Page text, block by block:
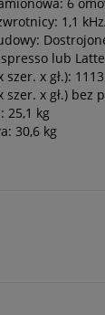
1,1
lub Latte
szer. x gł.):
szer. x gł.) bez
25,1 kg
30,6 kg